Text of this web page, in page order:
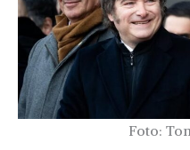
Foto: